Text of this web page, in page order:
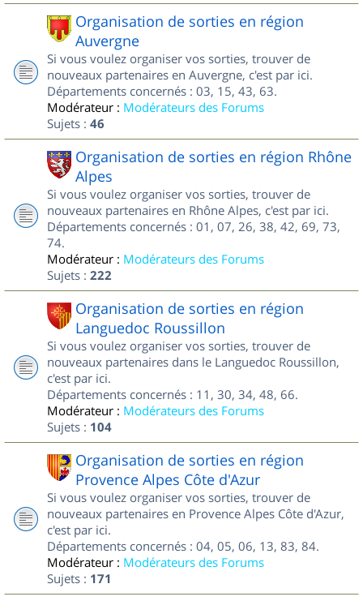
Organisation de sorties en région
Auvergne
Si vous voulez organiser vos sorties, trouver de
nouveaux partenaires en Auvergne, c'est par ici.
Départements concernés : 03, 15, 43, 63.
Modérateur : Modérateurs des Forums
Sujets : 46
Organisation de sorties en région Rhône
Alpes
Si vous voulez organiser vos sorties, trouver de
nouveaux partenaires en Rhône Alpes, c'est par ici.
Départements concernés : 01, 07, 26, 38, 42, 69, 73,
74.
Modérateur : Modérateurs des Forums
Sujets : 222
Organisation de sorties en région
Languedoc Roussillon
Si vous voulez organiser vos sorties, trouver de
nouveaux partenaires dans le Languedoc Roussillon,
c'est par ici.
Départements concernés : 11, 30, 34, 48, 66.
Modérateur : Modérateurs des Forums
Sujets : 104
Organisation de sorties en région
Provence Alpes Côte d'Azur
Si vous voulez organiser vos sorties, trouver de
nouveaux partenaires en Provence Alpes Côte d'Azur,
c'est par ici.
Départements concernés : 04, 05, 06, 13, 83, 84.
Modérateur : Modérateurs des Forums
Sujets : 171